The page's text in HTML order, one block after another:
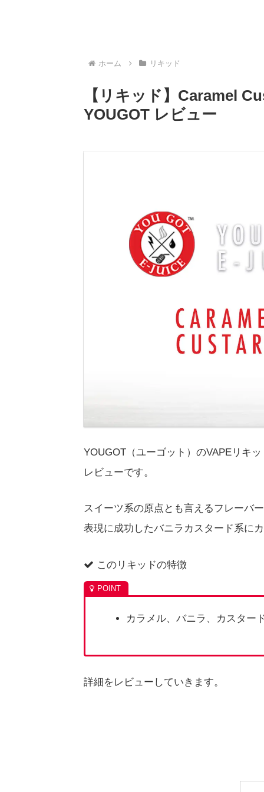
ホーム リキッド
【リキッド】Caramel
YOUGOT レビュー
YOUGOT（ユーゴット）のVAPEリキ
レビューです。
スイーツ系の原点とも言えるフレーバ
表現に成功したバニラカスタード系に
このリキッドの特徴
カラメル、バニラ、カスター
詳細をレビューしていきます。